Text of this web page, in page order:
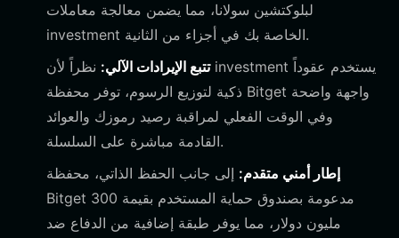
لبلوكتشين سولانا، مما يضمن معالجة معاملات
investment
الخاصة بك في أجزاء من الثانية.
تتبع الإيرادات الآلي:نظراً لأن investment
ذكية لتوزيع الرسوم، توفر محفظة Bitget واجهة واضحة
وفي الوقت الفعلي لمراقبة رصيد رموزك والعوائد
القادمة مباشرة على السلسلة.
إطار أمني متقدم: إلى جانب الحفظ الذاتي، محفظة
Bitget مدعومة بصندوق حماية المستخدم بقيمة 300
مليون دولار، مما يوفر طبقة إضافية من الدفاع ضد